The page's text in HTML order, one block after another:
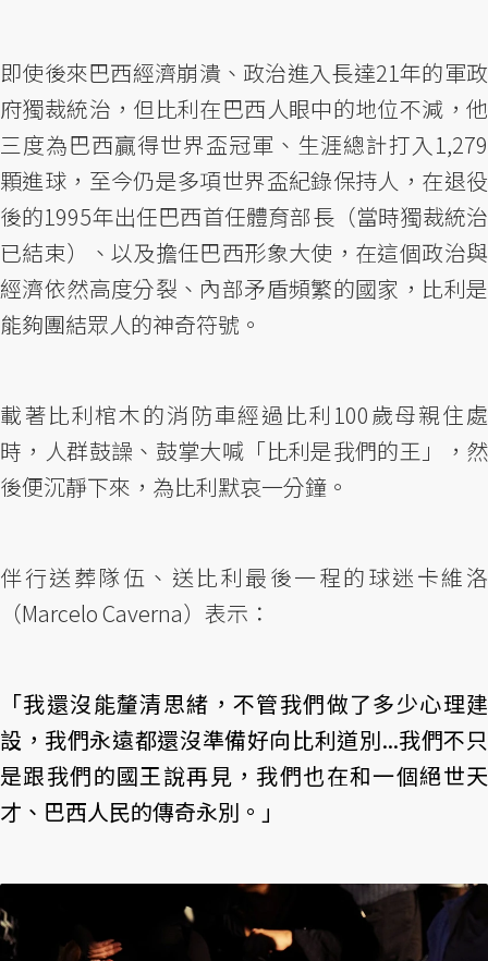
即使後來巴西經濟崩潰、政治進入長達21年的軍政
府獨裁統治，但比利在巴西人眼中的地位不減，他
三度為巴西贏得世界盃冠軍、生涯總計打入1,279
顆進球，至今仍是多項世界盃紀錄保持人，在退役
後的1995年出任巴西首任體育部長（當時獨裁統治
已結束）、以及擔任巴西形象大使，在這個政治與
經濟依然高度分裂、內部矛盾頻繁的國家，比利是
能夠團結眾人的神奇符號。
載著比利棺木的消防車經過比利100歲母親住處
時，人群鼓譟、鼓掌大喊「比利是我們的王」，然
後便沉靜下來，為比利默哀一分鐘。
伴行送葬隊伍、送比利最後一程的球迷卡維洛
（Marcelo Caverna）表示：
「我還沒能釐清思緒，不管我們做了多少心理建
設，我們永遠都還沒準備好向比利道別...我們不只
是跟我們的國王說再見，我們也在和一個絕世天
才、巴西人民的傳奇永別。」